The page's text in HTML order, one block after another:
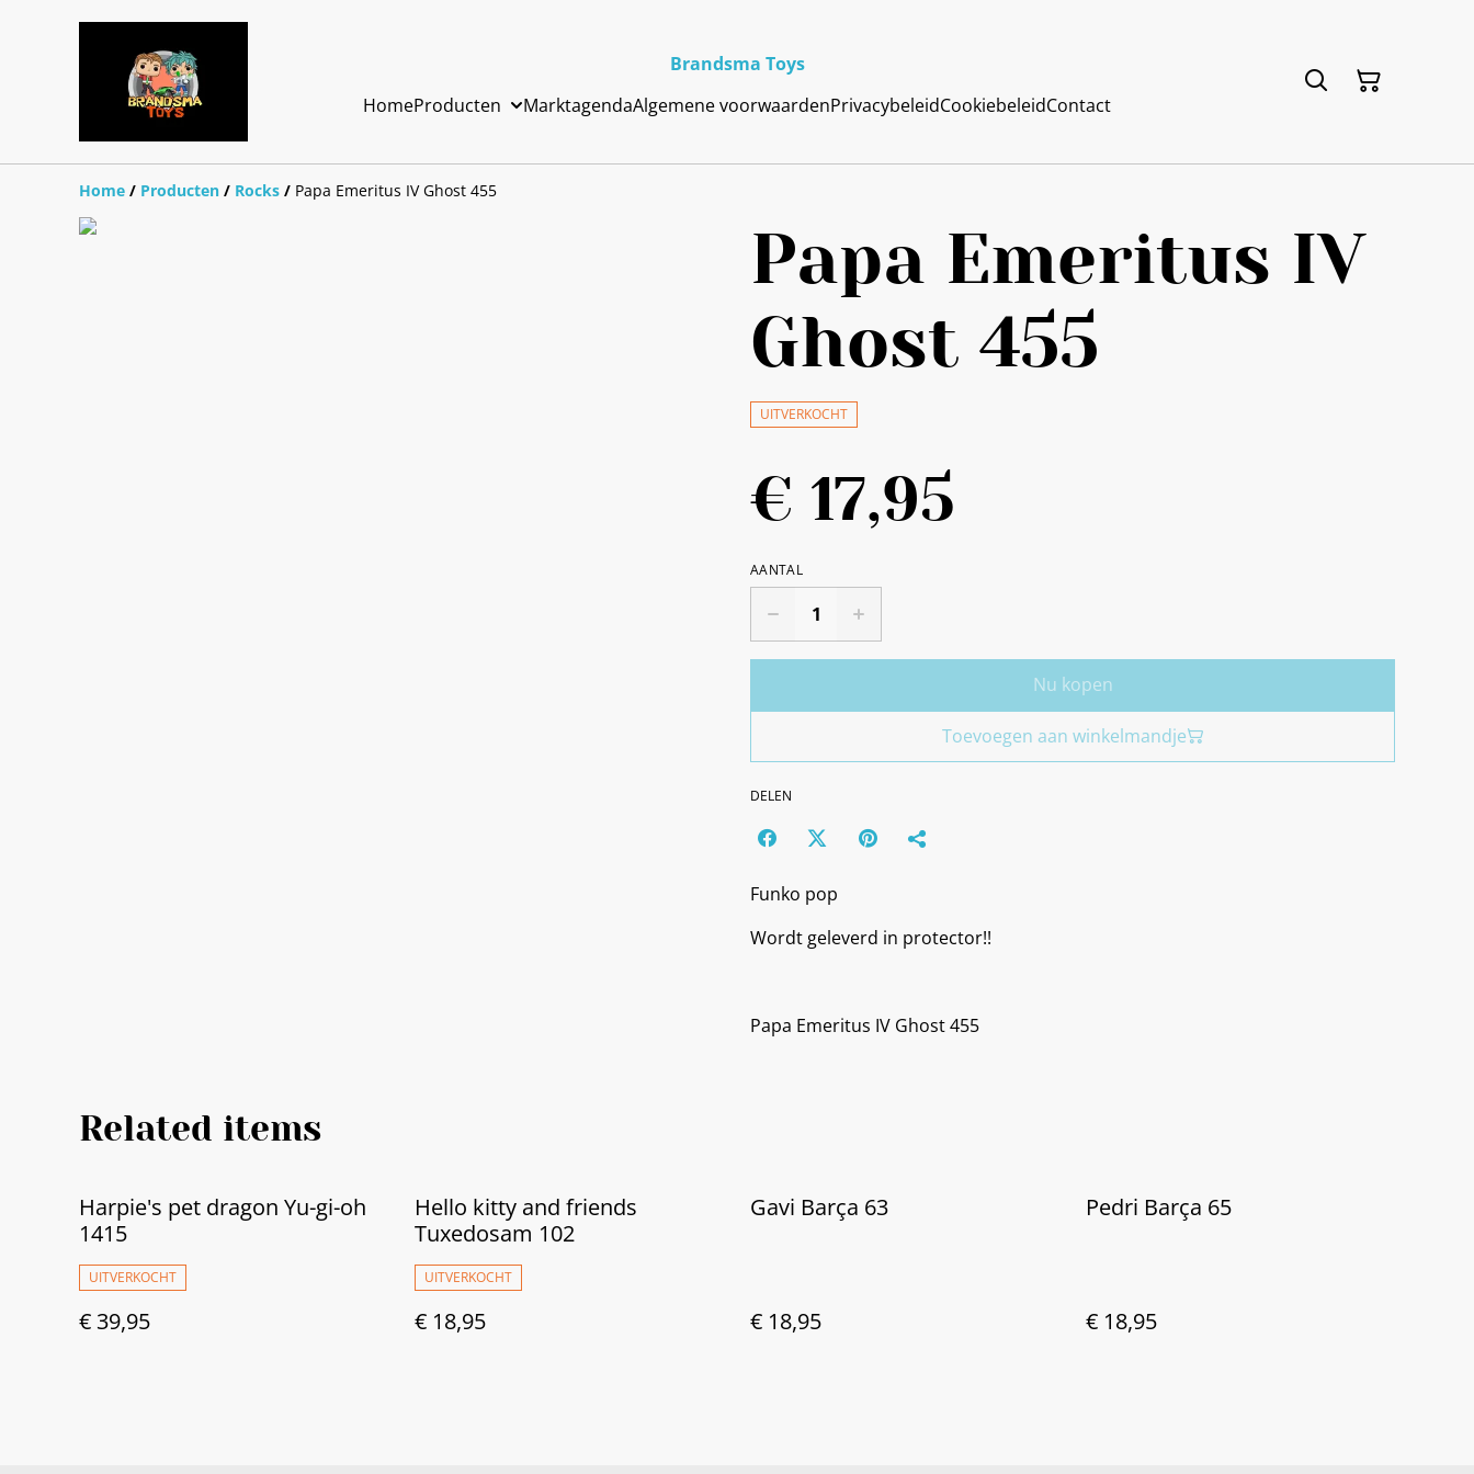
Brandsma Toys
HomeProducten MarktagendaAlgemene voorwaardenPrivacybeleidCookiebeleidContact
Home / Producten / Rocks / Papa Emeritus IV Ghost 455
Papa Emeritus IV
Ghost 455
UITVERKOCHT
€ 17,95
AANTAL
Nu kopen
Toevoegen aan winkelmandje
DELEN
Funko pop
Wordt geleverd in protector!!
Papa Emeritus IV Ghost 455
Related items
Harpie's pet dragon Yu-gi-oh
1415
UITVERKOCHT
€ 39,95
Hello kitty and friends
Tuxedosam 102
UITVERKOCHT
€ 18,95
Gavi Barça 63
€ 18,95
Pedri Barça 65
€ 18,95